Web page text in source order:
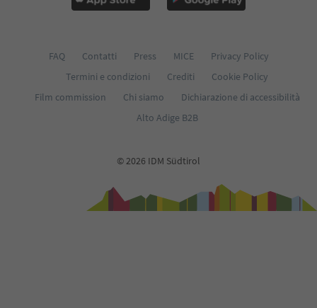
FAQ Contatti Press MICE
Privacy Policy
Termini e condizioni
Crediti
Cookie Policy
Film commission
Chi siamo
Dichiarazione di accessibilità
Alto Adige B2B
© 2026 IDM Südtirol